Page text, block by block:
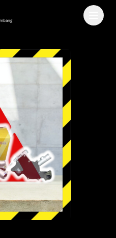
masuk
Google
membaca dan setuju
danKebijakan Privasi kami.